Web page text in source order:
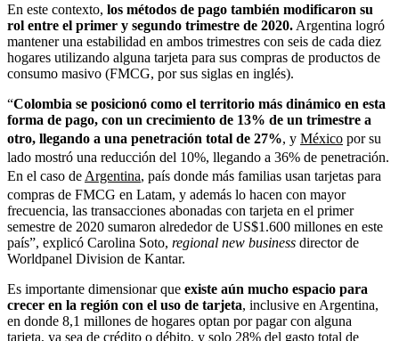
En este contexto, los métodos de pago también modificaron su
rol entre el primer y segundo trimestre de 2020. Argentina logró
mantener una estabilidad en ambos trimestres con seis de cada diez
hogares utilizando alguna tarjeta para sus compras de productos de
consumo masivo (FMCG, por sus siglas en inglés).
“Colombia se posicionó como el territorio más dinámico en esta
forma de pago, con un crecimiento de 13% de un trimestre a
otro, llegando a una penetración total de 27%, y México por su
lado mostró una reducción del 10%, llegando a 36% de penetración.
En el caso de Argentina, país donde más familias usan tarjetas para
compras de FMCG en Latam, y además lo hacen con mayor
frecuencia, las transacciones abonadas con tarjeta en el primer
semestre de 2020 sumaron alrededor de US$1.600 millones en este
país”, explicó Carolina Soto, regional new business director de
Worldpanel Division de Kantar.
Es importante dimensionar que existe aún mucho espacio para
crecer en la región con el uso de tarjeta, inclusive en Argentina,
en donde 8,1 millones de hogares optan por pagar con alguna
tarjeta, ya sea de crédito o débito, y solo 28% del gasto total de